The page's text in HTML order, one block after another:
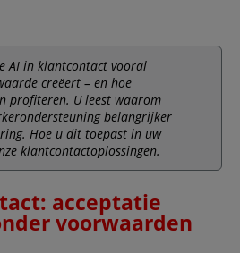
AI in klantcontact vooral
creëert – en hoe
profiteren. U leest waarom
belangrijker
Hoe u dit toepast in uw
klantcontactoplossingen.
acceptatie
voorwaarden